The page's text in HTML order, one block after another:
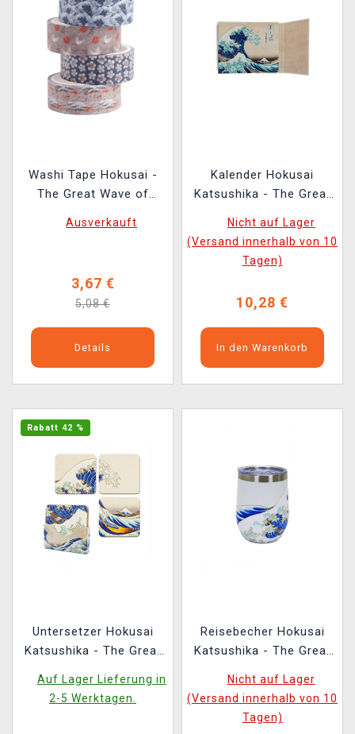
Washi Tape Hokusai -
The Great Wave of
Ausverkauft
3,67 €
5,08 €
Details
Kalender Hokusai
Katsushika - The Great
(Wochenplaner)
Nicht auf Lager
(Versand innerhalb von 10
Tagen)
10,28 €
In den Warenkorb
Rabatt 42 %
Untersetzer Hokusai
Katsushika - The Great
Auf Lager Lieferung in
2-5 Werktagen.
Reisebecher Hokusai
Katsushika - The Great
Nicht auf Lager
(Versand innerhalb von 10
Tagen)